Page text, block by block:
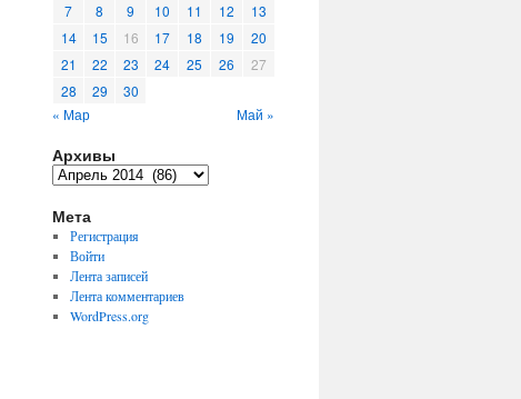
7
8 9 10 11 12
13
14
15 16 17 18 19
20
21
22 23 24 25 26
27
28
29
30
« Мар
Май »
Архивы
Архивы
Мета
Регистрация
Войти
Лента записей
Лента комментариев
WordPress.org